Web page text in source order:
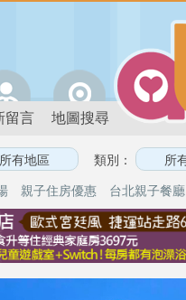
留言 地圖搜尋
類別：
親子住房優惠 台北親子餐廳